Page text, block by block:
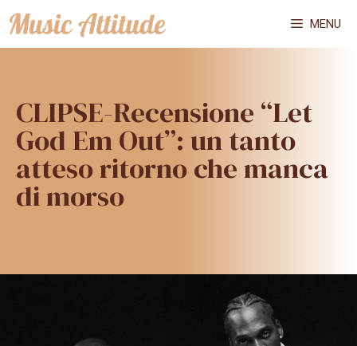
Vai
al
MENU
CLIPSE-Recensione “Let
God Em Out”: un tanto
atteso ritorno che manca
di morso